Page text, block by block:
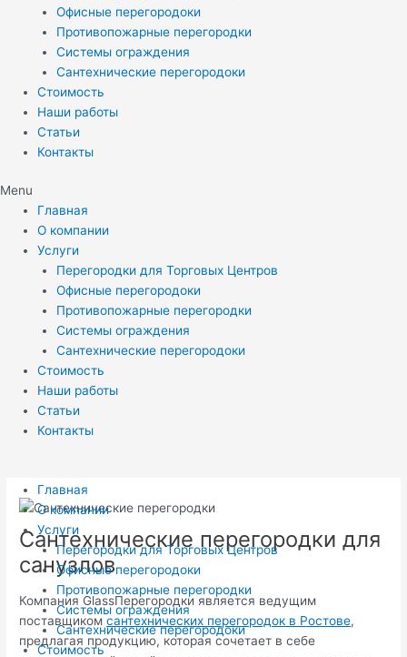
Офисные перегородоки
Противопожарные перегородки
Системы ограждения
Сантехнические перегородоки
Стоимость
Наши работы
Статьи
Контакты
Menu
Главная
О компании
Услуги
Перегородки для Торговых Центров
Офисные перегородоки
Противопожарные перегородки
Системы ограждения
Сантехнические перегородоки
Стоимость
Наши работы
Статьи
Контакты
Главная
О компании
Услуги
Перегородки для Торговых Центров
Офисные перегородоки
Противопожарные перегородки
Системы ограждения
Сантехнические перегородоки
Стоимость
Сантехнические перегородки для
санузлов
Компания GlassПерегородки является ведущим
поставщикомсантехнических перегородок в Ростове,
предлагая продукцию, которая сочетает в себе